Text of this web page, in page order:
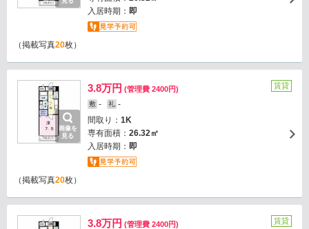
入居時期： 即
（掲載写真20枚）
画像を
見る
3.8万円 (管理費 2400円)
敷 - 礼 -
間取り： 1K
専有面積： 26.32㎡
入居時期： 即
賃貸
（掲載写真20枚）
3.8万円 (管理費 2400円) 賃貸